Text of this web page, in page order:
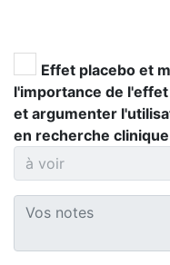
Effet placebo et
l'importance de
et argumenter
en recherche